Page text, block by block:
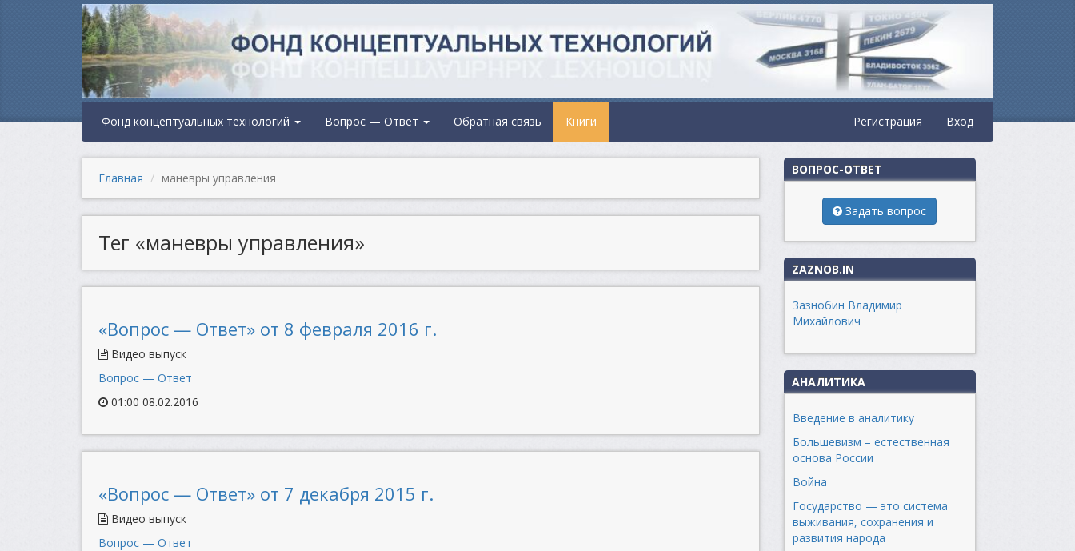
Фонд концептуальных технологий Вопрос — Ответ Обратная связь Книги Регистрация Вход
Главная маневры управления
Тег «маневры управления»
«Вопрос — Ответ» от 8 февраля 2016 г.
Видео выпуск
Вопрос — Ответ
01:00 08.02.2016
«Вопрос — Ответ» от 7 декабря 2015 г.
Видео выпуск
Вопрос — Ответ
ВОПРОС-ОТВЕТ
Задать вопрос
ZAZNOB.IN
Зазнобин Владимир
Михайлович
АНАЛИТИКА
Введение в аналитику
Большевизм – естественная
основа России
Война
Государство — это система
выживания, сохранения и
развития народа